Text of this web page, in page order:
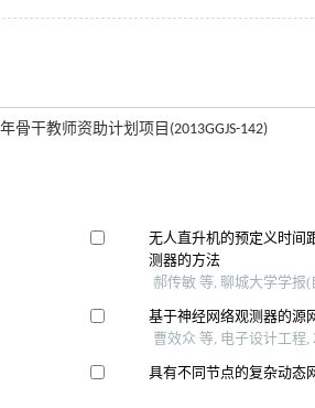
骨干教师资助计划项目(2013GGJS-142)